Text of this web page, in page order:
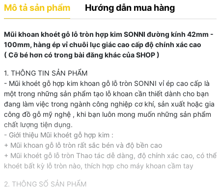
Mô tả sản phẩm Hướng dẫn mua hàng
Mũi khoan khoét gỗ lỗ tròn hợp kim SONNI đường kính 42mm -
100mm, hàng ép vỉ chuôi lục giác cao cấp độ chính xác cao
( Cỡ bé hơn có trong bài đăng khác của SHOP )
1. THÔNG TIN SẢN PHẨM
- Mũi khoét gỗ hợp kim khoan gỗ lỗ tròn SONNI vỉ ép cao cấp là
một trong những sản phẩm tạo lỗ khoan cần thiết dành cho bạn
đang làm việc trong ngành công nghiệp cơ khí, sản xuất hoặc gia
công đồ gỗ mỹ nghệ , khi bạn luôn mong muốn những sản phẩm
chất lượng tiện dụng.
- Giới thiệu Mũi khoét gỗ hợp kim :
+ Mũi khoan gỗ lỗ tròn rất sắc bén và độ bền cao
+ Mũi khoét gỗ lỗ tròn Thao tác dễ dàng, độ chính xác cao, có thể
khoét bất kỳ lỗ tròn nào, thích hợp cho máy khoan cầm tay
2. THÔNG SỐ SẢN PHẨM